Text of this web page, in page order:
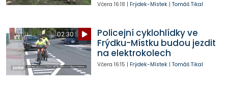
Včera 16:18 | Frýdek-Místek| Tomáš Tikal
02:30
Policejní cyklohlídky ve
Frýdku-Místku budou jezdit
na elektrokolech
Včera 16:15 | Frýdek-Místek| Tomáš Tikal